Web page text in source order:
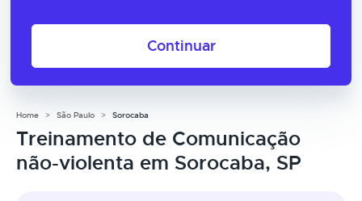
Continuar
Home São Paulo Sorocaba
Treinamento de Comunicação
não-violenta em Sorocaba, SP